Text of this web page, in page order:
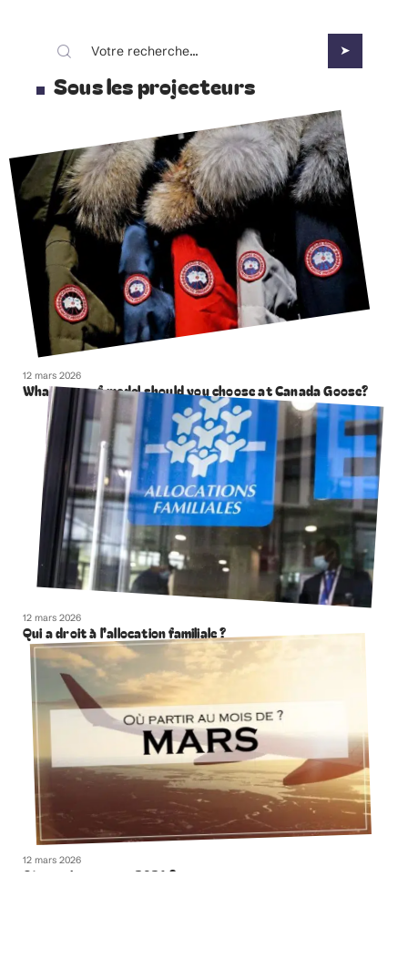
Sous les projecteurs
12 mars 2026
What type of model should you choose at Canada Goose?
12 mars 2026
Qui a droit à l’allocation familiale ?
12 mars 2026
Où partir en mars 2021 ?